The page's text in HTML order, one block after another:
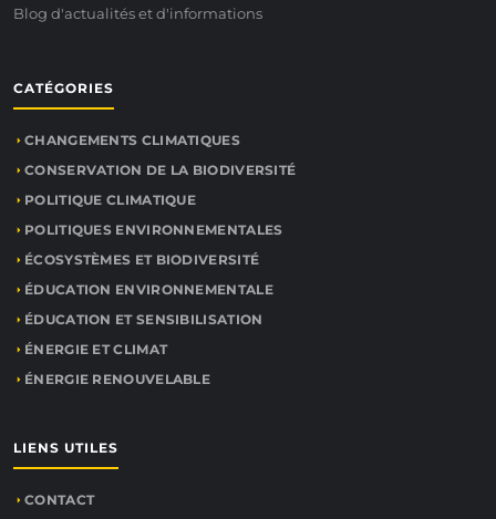
Blog d'actualités et d'informations
CATÉGORIES
CHANGEMENTS CLIMATIQUES
CONSERVATION DE LA BIODIVERSITÉ
POLITIQUE CLIMATIQUE
POLITIQUES ENVIRONNEMENTALES
ÉCOSYSTÈMES ET BIODIVERSITÉ
ÉDUCATION ENVIRONNEMENTALE
ÉDUCATION ET SENSIBILISATION
ÉNERGIE ET CLIMAT
ÉNERGIE RENOUVELABLE
LIENS UTILES
CONTACT